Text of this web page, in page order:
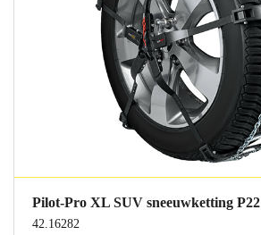
Pilot-Pro XL SUV sneeuwketting P22
42.16282